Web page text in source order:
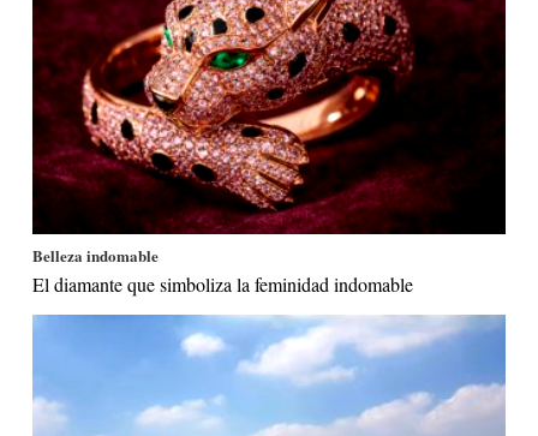
Belleza indomable
El diamante que simboliza la feminidad indomable